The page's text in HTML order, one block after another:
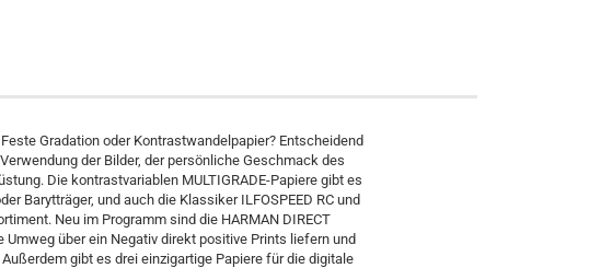
Gradation oder Kontrastwandelpapier? Entscheidend
der Bilder, der persönliche Geschmack des
Die kontrastvariablen MULTIGRADE-Papiere gibt es
Barytträger, und auch die Klassiker ILFOSPEED RC und
Neu im Programm sind die HARMAN DIRECT
Umweg über ein Negativ direkt positive Prints liefern und
gibt es drei einzigartige Papiere für die digitale